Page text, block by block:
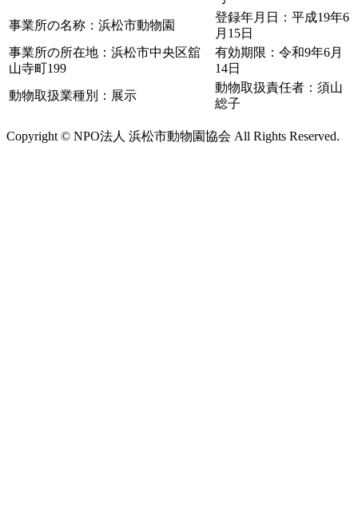
事業所の名称：浜松市動物園
登録年月日：平成19年6
月15日
事業所の所在地：浜松市中央区舘
山寺町199
有効期限：令和9年6月
14日
動物取扱業種別：展示
動物取扱責任者：須山
総子
Copyright © NPO法人 浜松市動物園協会 All Rights Reserved.